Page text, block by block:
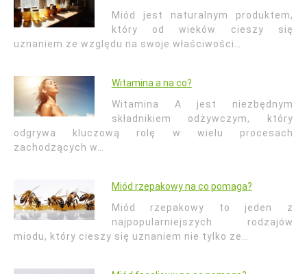
Miód jest naturalnym produktem,
który od wieków cieszy się
uznaniem ze względu na swoje właściwości…
Witamina a na co?
Witamina A jest niezbędnym
składnikiem odżywczym, który
odgrywa kluczową rolę w wielu procesach
zachodzących w…
Miód rzepakowy na co pomaga?
Miód rzepakowy to jeden z
najpopularniejszych rodzajów
miodu, który cieszy się uznaniem nie tylko ze…